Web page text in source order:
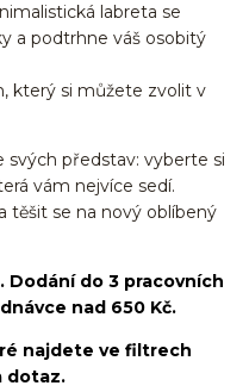
labreta se
a podtrhne váš osobitý
který si můžete zvolit v
představ: vyberte si
vám nejvíce sedí.
těšit se na nový oblíbený
Dodání do 3 pracovních
nad 650 Kč.
najdete ve filtrech
dotaz.